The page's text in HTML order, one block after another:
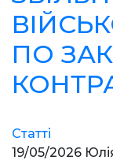
ПО
Статті
19/05/2026